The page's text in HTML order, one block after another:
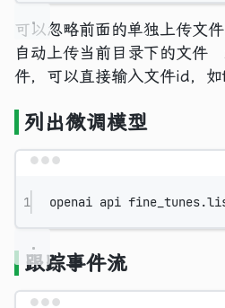
可以忽略前面的单独上传文
自动上传当前目录下的文件
件，可以直接输入文件id，
列出微调模型
1 openai api
跟踪事件流